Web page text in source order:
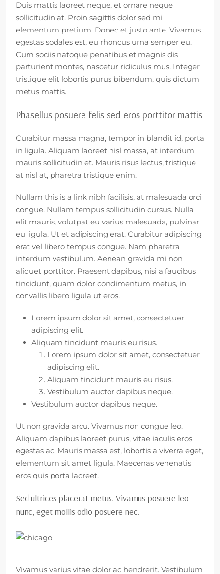
Duis mattis laoreet neque, et ornare neque
sollicitudin at. Proin sagittis dolor sed mi
elementum pretium. Donec et justo ante. Vivamus
egestas sodales est, eu rhoncus urna semper eu.
Cum sociis natoque penatibus et magnis dis
parturient montes, nascetur ridiculus mus. Integer
tristique elit lobortis purus bibendum, quis dictum
metus mattis.
Phasellus posuere felis sed eros porttitor mattis
Curabitur massa magna, tempor in blandit id, porta
in ligula. Aliquam laoreet nisl massa, at interdum
mauris sollicitudin et. Mauris risus lectus, tristique
at nisl at, pharetra tristique enim.
Nullam this is a link nibh facilisis, at malesuada orci
congue. Nullam tempus sollicitudin cursus. Nulla
elit mauris, volutpat eu varius malesuada, pulvinar
eu ligula. Ut et adipiscing erat. Curabitur adipiscing
erat vel libero tempus congue. Nam pharetra
interdum vestibulum. Aenean gravida mi non
aliquet porttitor. Praesent dapibus, nisi a faucibus
tincidunt, quam dolor condimentum metus, in
convallis libero ligula ut eros.
Lorem ipsum dolor sit amet, consectetuer
adipiscing elit.
Aliquam tincidunt mauris eu risus.
Lorem ipsum dolor sit amet, consectetuer
adipiscing elit.
Aliquam tincidunt mauris eu risus.
Vestibulum auctor dapibus neque.
Vestibulum auctor dapibus neque.
Ut non gravida arcu. Vivamus non congue leo.
Aliquam dapibus laoreet purus, vitae iaculis eros
egestas ac. Mauris massa est, lobortis a viverra eget,
elementum sit amet ligula. Maecenas venenatis
eros quis porta laoreet.
Sed ultrices placerat metus. Vivamus posuere leo
nunc, eget mollis odio posuere nec.
Vivamus varius vitae dolor ac hendrerit. Vestibulum